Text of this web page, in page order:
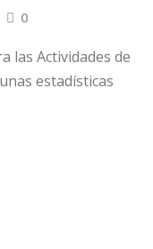
0
las Actividades de
estadísticas